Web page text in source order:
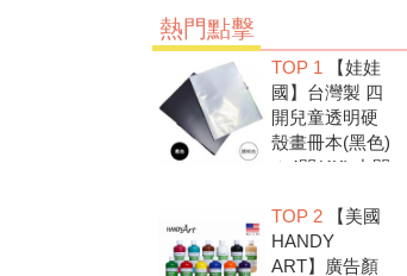
熱門點擊
TOP 1 【娃娃
國】台灣製 四
開兒童透明硬
殼畫冊本(黑色)
＊4開(4K).中間
扣.資料袋.圖畫
紙收集冊.收納
冊
TOP 2【美國
HANDY
ART】廣告顏